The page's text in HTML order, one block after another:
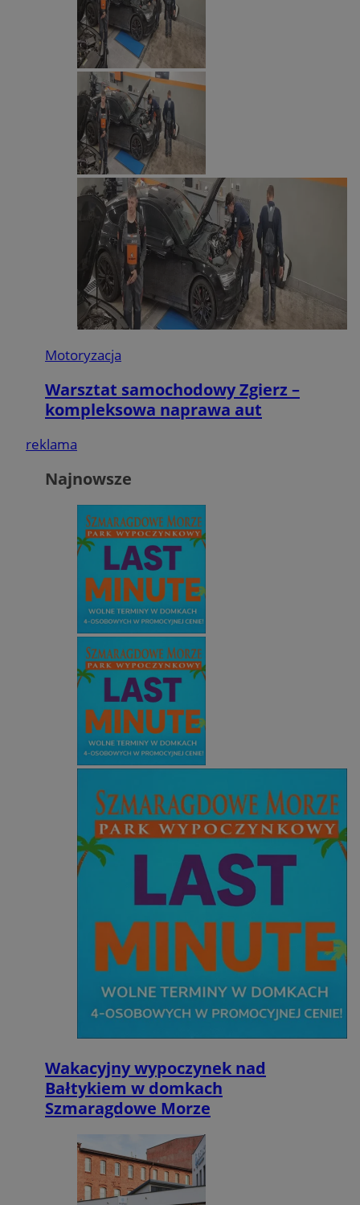
Motoryzacja
Warsztat samochodowy Zgierz –
kompleksowa naprawa aut
reklama
Najnowsze
Wakacyjny wypoczynek nad
Bałtykiem w domkach
Szmaragdowe Morze